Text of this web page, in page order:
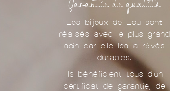
Garantie de qualité
Les bijoux de Lou sont
réalisés avec le plus grand
soin car elle les a rêvés
durables.
Ils bénéficient tous d'un
certificat de garantie, de